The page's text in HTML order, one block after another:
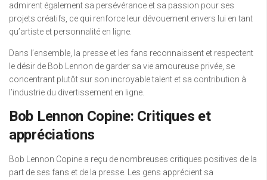
admirent également sa persévérance et sa passion pour ses
projets créatifs, ce qui renforce leur dévouement envers lui en tant
qu’artiste et personnalité en ligne.
Dans l’ensemble, la presse et les fans reconnaissent et respectent
le désir de Bob Lennon de garder sa vie amoureuse privée, se
concentrant plutôt sur son incroyable talent et sa contribution à
l’industrie du divertissement en ligne.
Bob Lennon Copine: Critiques et
appréciations
Bob Lennon Copine a reçu de nombreuses critiques positives de la
part de ses fans et de la presse. Les gens apprécient sa